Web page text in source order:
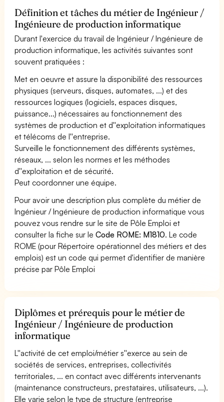
Définition et tâches du métier de Ingénieur /
Ingénieure de production informatique
Durant l'exercice du travail de Ingénieur / Ingénieure de
production informatique, les activités suivantes sont
souvent pratiquées :
Met en oeuvre et assure la disponibilité des ressources
physiques (serveurs, disques, automates, ...) et des
ressources logiques (logiciels, espaces disques,
puissance...) nécessaires au fonctionnement des
systèmes de production et d''exploitation informatiques
et télécoms de l''entreprise.
Surveille le fonctionnement des différents systèmes,
réseaux, ... selon les normes et les méthodes
d''exploitation et de sécurité.
Peut coordonner une équipe.
Pour avoir une description plus complète du métier de
Ingénieur / Ingénieure de production informatique vous
pouvez vous rendre sur le site de Pôle Emploi et
consulter la fiche sur leCode ROME: M1810. Le code
ROME (pour Répertoire opérationnel des métiers et des
emplois) est un code qui permet d'identifier de manière
précise par Pôle Emploi
Diplômes et prérequis pour le métier de
Ingénieur / Ingénieure de production
informatique
L''activité de cet emploi/métier s''exerce au sein de
sociétés de services, entreprises, collectivités
territoriales, ... en contact avec différents intervenants
(maintenance constructeurs, prestataires, utilisateurs, ...).
Elle varie selon le type de structure (entreprise